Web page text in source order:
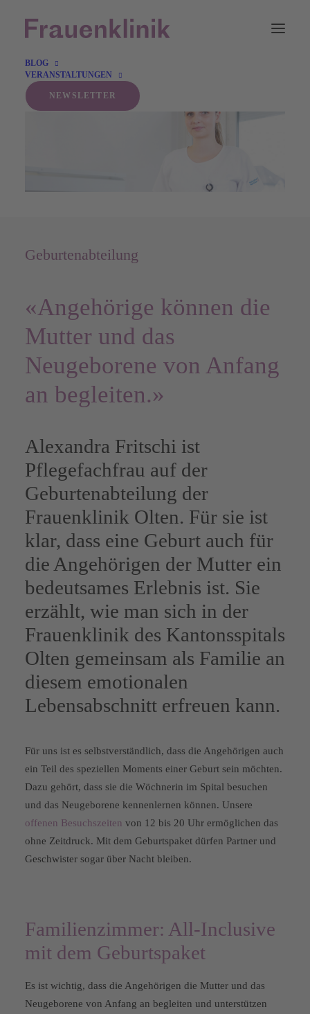
BLOG
VERANSTALTUNGEN
NEWSLETTER
Geburtenabteilung
«Angehörige können die
Mutter und das
Neugeborene von Anfang
an begleiten.»
Alexandra Fritschi ist
Pflegefachfrau auf der
Geburtenabteilung der
Frauenklinik Olten. Für sie ist
klar, dass eine Geburt auch für
die Angehörigen der Mutter ein
bedeutsames Erlebnis ist. Sie
erzählt, wie man sich in der
Frauenklinik des Kantonsspitals
Olten gemeinsam als Familie an
diesem emotionalen
Lebensabschnitt erfreuen kann.
Für uns ist es selbstverständlich, dass die Angehörigen auch
ein Teil des speziellen Moments einer Geburt sein möchten.
Dazu gehört, dass sie die Wöchnerin im Spital besuchen
und das Neugeborene kennenlernen können. Unsere
offenen Besuchszeiten von 12 bis 20 Uhr ermöglichen das
ohne Zeitdruck. Mit dem Geburtspaket dürfen Partner und
Geschwister sogar über Nacht bleiben.
Familienzimmer: All-Inclusive
mit dem Geburtspaket
Es ist wichtig, dass die Angehörigen die Mutter und das
Neugeborene von Anfang an begleiten und unterstützen